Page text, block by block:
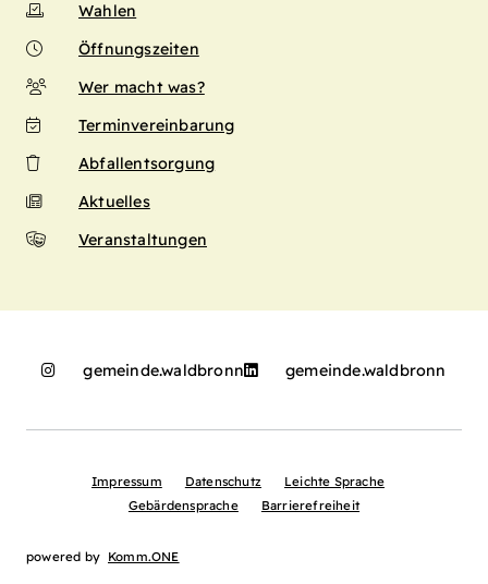
Wahlen
Öffnungszeiten
Wer macht was?
Terminvereinbarung
Abfallentsorgung
Aktuelles
Veranstaltungen
gemeinde.waldbronn gemeinde.waldbronn
Impressum Datenschutz
Leichte Sprache
Gebärdensprache
Barrierefreiheit
powered by Komm.ONE